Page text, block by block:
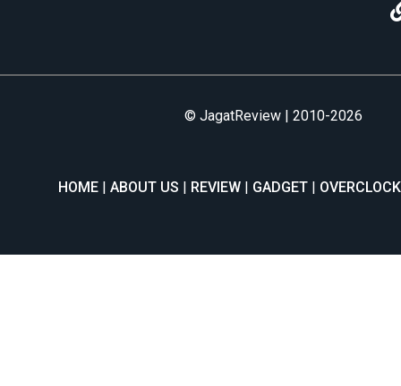
© JagatReview | 2010-2026
HOME ABOUT US REVIEW GADGET